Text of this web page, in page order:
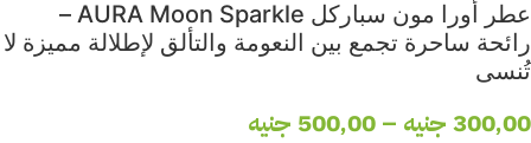
عطر أورا مون سباركل AURA Moon Sparkle –
رائحة ساحرة تجمع بين النعومة والتألق لإطلالة مميزة لا
تُنسى
300,00جنيه –
500,00 جنيه